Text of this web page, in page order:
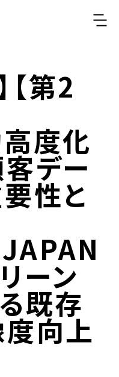
【第2
度化
デー
性と
ーン
既存
向上